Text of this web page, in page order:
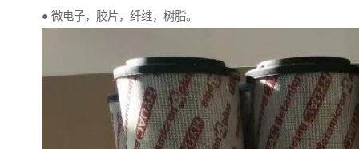
● 微电子，胶片，纤维，树脂。